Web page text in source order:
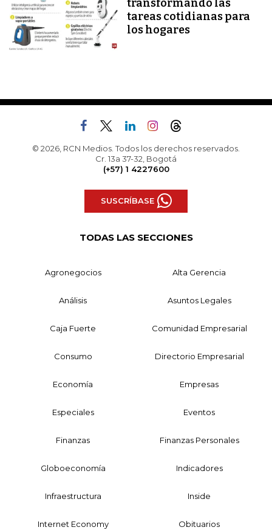
transformando las
tareas cotidianas para
los hogares
© 2026, RCN Medios. Todos los derechos reservados.
Cr. 13a 37-32, Bogotá
(+57) 1 4227600
SUSCRÍBASE
TODAS LAS SECCIONES
Agronegocios Alta Gerencia
Análisis Asuntos Legales
Caja Fuerte Comunidad Empresarial
Consumo Directorio Empresarial
Economía Empresas
Especiales Eventos
Finanzas Finanzas Personales
Globoeconomía Indicadores
Infraestructura Inside
Internet Economy Obituarios